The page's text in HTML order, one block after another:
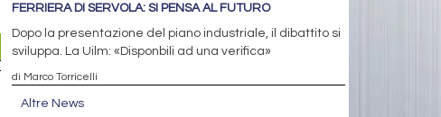
FERRIERA DI SERVOLA: SI PENSA AL FUTURO
Dopo la presentazione del piano industriale, il dibattito si
sviluppa. La Uilm: «Disponbili ad una verifica»
di Marco Torricelli
Altre News